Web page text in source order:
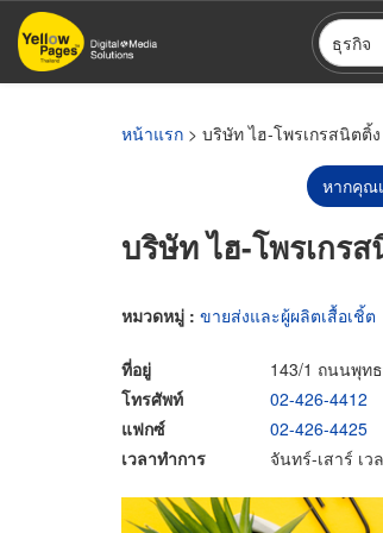
ข้าม
ไป
ธุรกิจ
หน้าแรก > บริษัท ไฮ-โพรเกรสนิตติ้
หากคุณ
บริษัท ไฮ-โพรเกร
หมวดหมู่ : ขายส่งและผู้ผลิตเสื้อเชิ้ต
ที่อยู่
143/1 ถนนพุท
โทรศัพท์
02-426-4412
แฟกซ์
02-426-4425
เวลาทำการ
จันทร์-เสาร์ เว